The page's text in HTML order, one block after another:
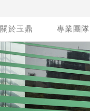
關於玉鼎 專業團隊